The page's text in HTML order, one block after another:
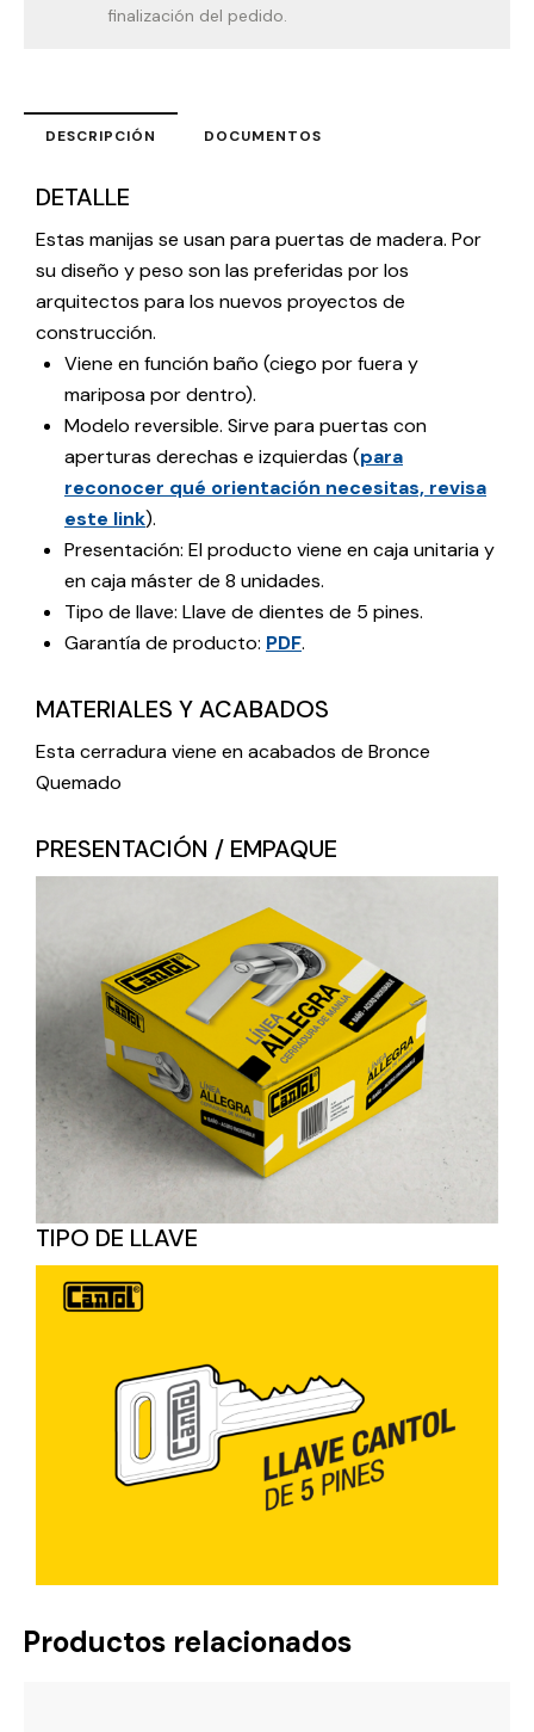
finalización del pedido.
DESCRIPCIÓN DOCUMENTOS
DETALLE
Estas manijas se usan para puertas de madera. Por
su diseño y peso son las preferidas por los
arquitectos para los nuevos proyectos de
construcción.
Viene en función baño (ciego por fuera y
mariposa por dentro).
Modelo reversible. Sirve para puertas con
aperturas derechas e izquierdas (para
reconocer qué orientación necesitas, revisa
este link).
Presentación: El producto viene en caja unitaria y
en caja máster de 8 unidades.
Tipo de llave: Llave de dientes de 5 pines.
Garantía de producto: PDF.
MATERIALES Y ACABADOS
Esta cerradura viene en acabados de Bronce
Quemado
PRESENTACIÓN / EMPAQUE
TIPO DE LLAVE
Productos relacionados